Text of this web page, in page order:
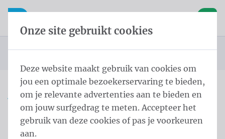
Inhoud overslaan
Taalkeuze overslaan
Open mobiele navigatie
Startpagina
Producten
Vlaggen
Officiële vlaggen
Landenvlaggen
Landenvlaggen Europa Vlag Moldavië
Vlag Moldavië
Productinformatie
Onze site gebruikt cookies
Deze website maakt gebruik van cookies om
jou een optimale bezoekerservaring te bieden,
om je relevante advertenties aan te bieden en
om jouw surfgedrag te meten. Accepteer het
gebruik van deze cookies of pas je voorkeuren
aan.